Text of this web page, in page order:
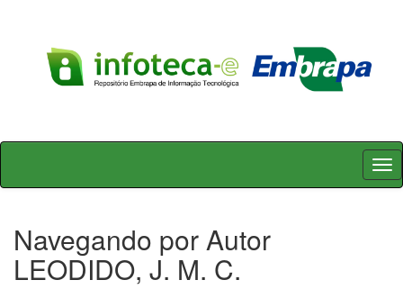
Skip
Navegando por Autor
LEODIDO, J. M. C.